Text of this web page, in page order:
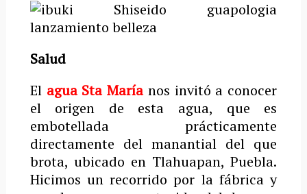
Salud
El agua Sta María nos invitó a conocer
el origen de esta agua, que es
embotellada prácticamente
directamente del manantial del que
brota, ubicado en Tlahuapan, Puebla.
Hicimos un recorrido por la fábrica y